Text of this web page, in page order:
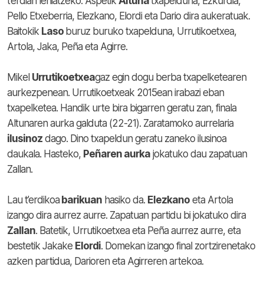
Pello Etxeberria, Elezkano, Elordi eta Dario dira aukeratuak.
Baitokik Laso buruz buruko txapelduna, Urrutikoetxea,
Artola, Jaka, Peña eta Agirre.
Mikel Urrutikoetxeagaz egin dogu berba txapelketearen
aurkezpenean. Urrutikoetxeak 2015ean irabazi eban
txapelketea. Handik urte bira bigarren geratu zan, finala
Altunaren aurka galduta (22-21). Zaratamoko aurrelaria
ilusinoz dago. Dino txapeldun geratu zaneko ilusinoa
daukala. Hasteko, Peñaren aurka jokatuko dau zapatuan
Zallan.
Lau t’erdikoa barikuan hasiko da. Elezkano eta Artola
izango dira aurrez aurre. Zapatuan partidu bi jokatuko dira
Zallan. Batetik, Urrutikoetxea eta Peña aurrez aurre, eta
bestetik Jakake Elordi. Domekan izango final zortzirenetako
azken partidua, Darioren eta Agirreren artekoa.